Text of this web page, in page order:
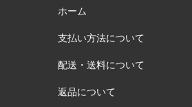
ホーム
支払い方法について
配送・送料について
返品について